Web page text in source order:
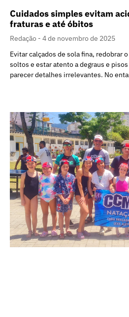
Cuidados simples evitam
fraturas e até óbitos
Redação
4 de novembro de 2025
Evitar calçados de sola fina, redobrar
soltos e estar atento a degraus e
parecer detalhes irrelevantes. No